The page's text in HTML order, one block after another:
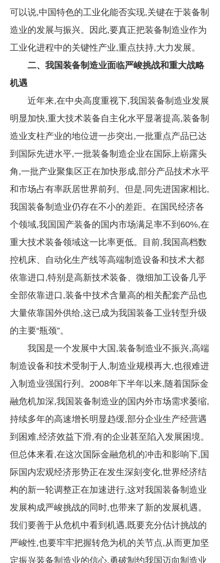
可以说,中国特色的工业化能否实现,关键在于装备制
造业的发展与振兴。因此,要真正把装备制造业作为
工业化进程中的关键性产业,重点扶持,大力发展。
二、我国装备制造业面临严峻挑战和重大战略
机遇
近年来,在中央高度重视下,我国装备制造业发展
明显加快,重大技术装备自主化水平显著提高,装备制
造业支柱产业的地位进一步突出,一批重点产品已达
到国际先进水平,一批装备制造企业在国际上崭露头
角,一批产业聚集区正在加快形成,部分产品技术水平
和市场占有率跃居世界前列。但是,同先进国家相比,
我国装备制造业仍存在不小的差距。在国民经济各
个领域,我国国产装备的国内市场满足率不到60%,在
重大技术装备领域这一比率更低。目前,我国高档数
控机床、自动化生产线等高端制造设备和技术大都
依靠进口,特别是高新技术装备、微细加工设备几乎
全部依靠进口,装备中技术含量高的相关配套产品也
大量依靠国外供给,这已成为我国装备工业转型升级
的主要“瓶颈”。
我国是一个发展中大国,装备制造业不振兴,高端
制造设备和技术受制于人,制造业规模再大,也很难进
入制造业强国行列。2008年下半年以来,随着国际金
融危机加深,我国装备制造业的国内外市场需求萎缩,
持续多年的高速增长明显趋缓,部分企业生产经营遇
到困难,经济效益下滑,有的企业甚至陷入发展困境。
但总体来看,在这次国际金融危机的冲击和影响下,国
际国内宏观经济形势正在发生深刻变化,世界经济结
构的新一轮调整正在加速进行,这对我国装备制造业
发展构成严峻挑战的同时,也带来了新的发展机遇。
我们要善于从危机中看到机遇,既要充分估计挑战的
严峻性,也要牢牢把握转危为机的关节点,从而更加坚
定振兴装备制造业的信心,勇破制约我国迈向制造业